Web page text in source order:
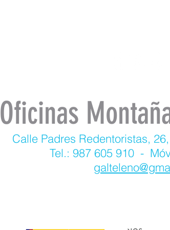
Oficinas
Calle Padres Redentoristas,
Tel.: 987 605 910 -